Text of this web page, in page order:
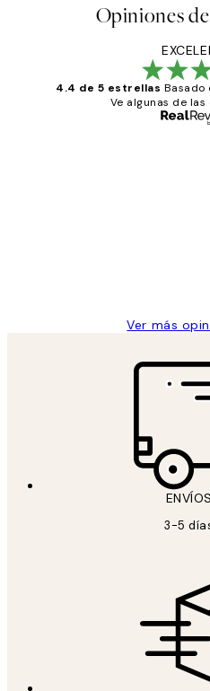
Opiniones
4.4 de 5 estrellas Basado
Ve algunas de
Ver más
3-5